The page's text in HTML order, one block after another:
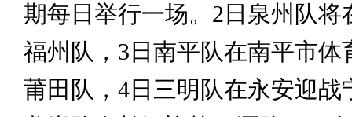
期每日举行一场。2日泉州队将
福州队，3日南平队在南平市体
莆田队，4日三明队在永安迎战